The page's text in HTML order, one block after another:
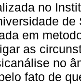
no
em
as
no
fato de